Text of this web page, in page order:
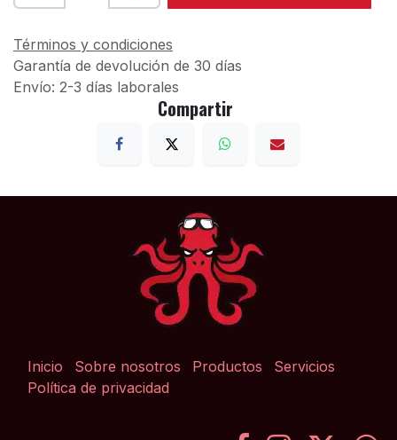
Términos y condiciones
Garantía de devolución de 30 días
Envío: 2-3 días laborales
Compartir
Inicio Sobre nosotros Productos
Servicios
Política de privacidad